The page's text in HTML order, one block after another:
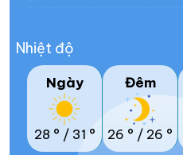
Nhiệt độ
Ngày
28 ° / 31 °
Đêm
26 ° / 26 °